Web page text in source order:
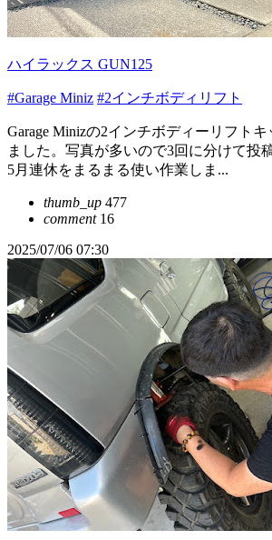
ハイラックス GUN125
#Garage Miniz #2インチボディリフト
Garage Minizの2インチボディーリフト
ました。写真が多いので3回に分けて投
5月連休をまるまる使い作業しま...
thumb_up 477
comment16
2025/07/06 07:30